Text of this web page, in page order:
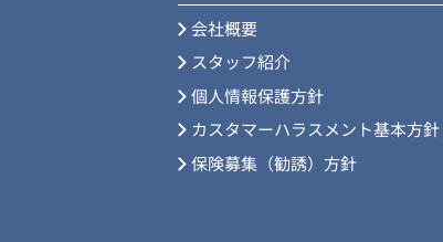
会社概要
スタッフ紹介
個人情報保護方針
カスタマーハラスメント基本方針
保険募集（勧誘）方針